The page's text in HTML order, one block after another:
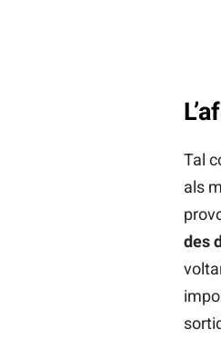
Tal
als
des